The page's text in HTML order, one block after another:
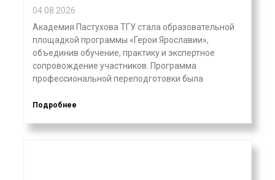
04.08.2026
Академия Пастухова ТГУ стала образовательной
площадкой программы «Герои Ярославии»,
объединив обучение, практику и экспертное
сопровождение участников. Программа
профессиональной переподготовки была
Подробнее